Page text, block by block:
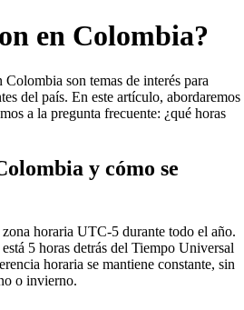
en Colombia?
son temas de interés para
del país. En este artículo, abordaremos
a la pregunta frecuente: ¿qué horas
y cómo se
horaria UTC-5 durante todo el año.
5 horas detrás del Tiempo Universal
horaria se mantiene constante, sin
o invierno.